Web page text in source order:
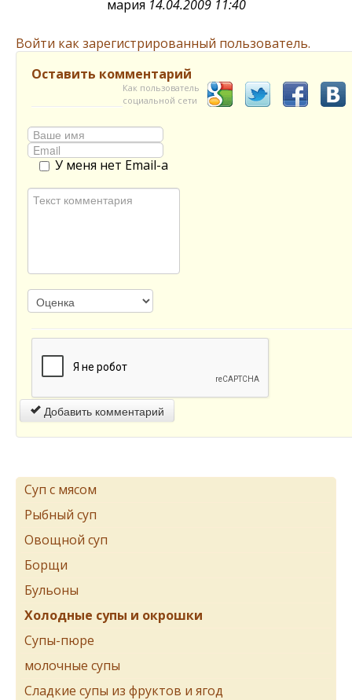
мария 14.04.2009 11:40
Войти как зарегистрированный пользователь.
Оставить комментарий
Как пользователь
социальной сети
У меня нет Email-а
Добавить комментарий
Суп с мясом
Рыбный суп
Овощной суп
Борщи
Бульоны
Холодные супы и окрошки
Супы-пюре
молочные супы
Сладкие супы из фруктов и ягод